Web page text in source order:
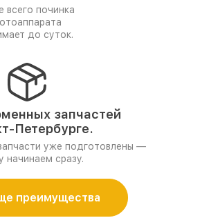
всего починка
до суток.
запчастей
Петербурге.
уже подготовлены —
начинаем сразу.
преимущества